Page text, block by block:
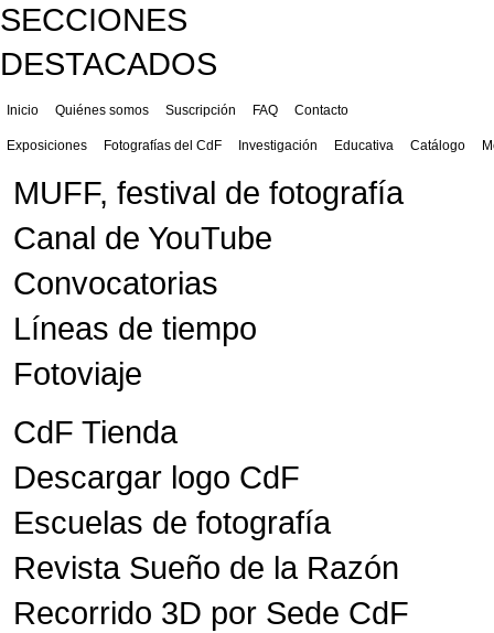
SECCIONES
DESTACADOS
Inicio Quiénes somos Suscripción FAQ Contacto
Exposiciones Fotografías del CdF Investigación Educativa Catálogo
MUFF, festival de fotografía
Canal de YouTube
Convocatorias
Líneas de tiempo
Fotoviaje
CdF Tienda
Descargar logo CdF
Escuelas de fotografía
Revista Sueño de la Razón
Recorrido 3D por Sede CdF